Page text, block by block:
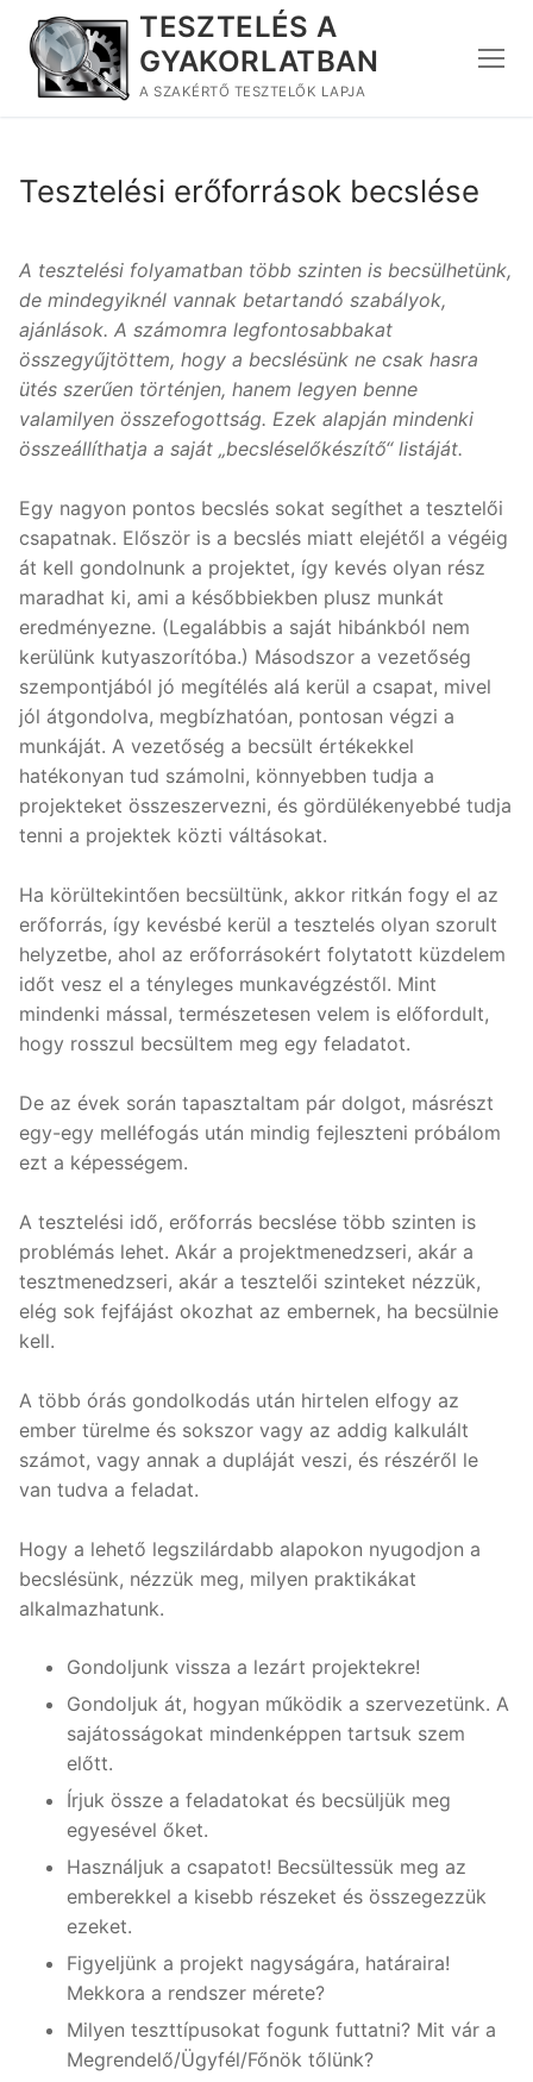
Ugrás
tartalomra
TESZTELÉS A
GYAKORLATBAN
A SZAKÉRTŐ TESZTELŐK LAPJA
Tesztelési erőforrások becslése
A tesztelési folyamatban több szinten is becsülhetünk,
de mindegyiknél vannak betartandó szabályok,
ajánlások. A számomra legfontosabbakat
összegyűjtöttem, hogy a becslésünk ne csak hasra
ütés szerűen történjen, hanem legyen benne
valamilyen összefogottság. Ezek alapján mindenki
összeállíthatja a saját „becsléselőkészítő“ listáját.
Egy nagyon pontos becslés sokat segíthet a tesztelői
csapatnak. Először is a becslés miatt elejétől a végéig
át kell gondolnunk a projektet, így kevés olyan rész
maradhat ki, ami a későbbiekben plusz munkát
eredményezne. (Legalábbis a saját hibánkból nem
kerülünk kutyaszorítóba.) Másodszor a vezetőség
szempontjából jó megítélés alá kerül a csapat, mivel
jól átgondolva, megbízhatóan, pontosan végzi a
munkáját. A vezetőség a becsült értékekkel
hatékonyan tud számolni, könnyebben tudja a
projekteket összeszervezni, és gördülékenyebbé tudja
tenni a projektek közti váltásokat.
Ha körültekintően becsültünk, akkor ritkán fogy el az
erőforrás, így kevésbé kerül a tesztelés olyan szorult
helyzetbe, ahol az erőforrásokért folytatott küzdelem
időt vesz el a tényleges munkavégzéstől. Mint
mindenki mással, természetesen velem is előfordult,
hogy rosszul becsültem meg egy feladatot.
De az évek során tapasztaltam pár dolgot, másrészt
egy-egy melléfogás után mindig fejleszteni próbálom
ezt a képességem.
A tesztelési idő, erőforrás becslése több szinten is
problémás lehet. Akár a projektmenedzseri, akár a
tesztmenedzseri, akár a tesztelői szinteket nézzük,
elég sok fejfájást okozhat az embernek, ha becsülnie
kell.
A több órás gondolkodás után hirtelen elfogy az
ember türelme és sokszor vagy az addig kalkulált
számot, vagy annak a dupláját veszi, és részéről le
van tudva a feladat.
Hogy a lehető legszilárdabb alapokon nyugodjon a
becslésünk, nézzük meg, milyen praktikákat
alkalmazhatunk.
Gondoljunk vissza a lezárt projektekre!
Gondoljuk át, hogyan működik a szervezetünk. A
sajátosságokat mindenképpen tartsuk szem
előtt.
Írjuk össze a feladatokat és becsüljük meg
egyesével őket.
Használjuk a csapatot! Becsültessük meg az
emberekkel a kisebb részeket és összegezzük
ezeket.
Figyeljünk a projekt nagyságára, határaira!
Mekkora a rendszer mérete?
Milyen teszttípusokat fogunk futtatni? Mit vár a
Megrendelő/Ügyfél/Főnök tőlünk?